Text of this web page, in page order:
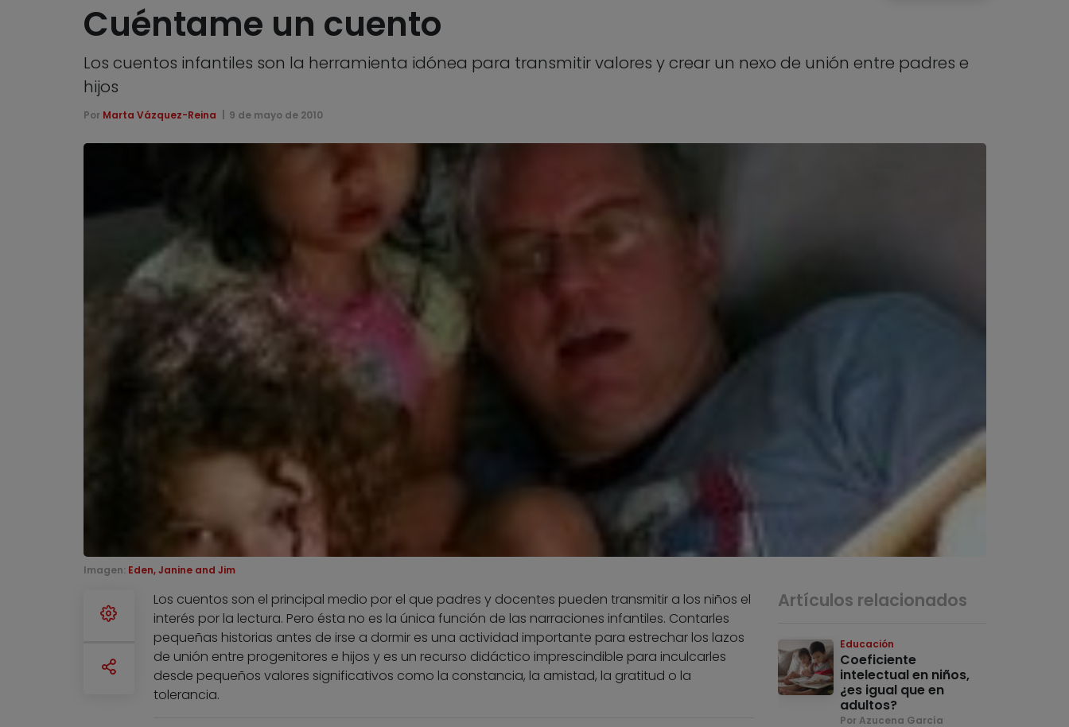
Cuéntame un cuento
Los cuentos infantiles son la herramienta idónea para transmitir valores y crear un nexo de unión entre padres e
hijos
Por Marta Vázquez-Reina 9 de mayo de 2010
Imagen: Eden, Janine and Jim
Los cuentos son el principal medio por el que padres y docentes pueden transmitir a los niños el
interés por la lectura. Pero ésta no es la única función de las narraciones infantiles. Contarles
pequeñas historias antes de irse a dormir es una actividad importante para estrechar los lazos
de unión entre progenitores e hijos y es un recurso didáctico imprescindible para inculcarles
desde pequeños valores significativos como la constancia, la amistad, la gratitud o la
tolerancia.
Artículos relacionados
Educación
Coeficiente
intelectual en niños,
¿es igual que en
adultos?
Por Azucena García